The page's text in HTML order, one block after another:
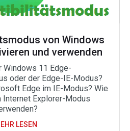
von Windows
und verwenden
Windows 11 Edge-
oder der Edge-IE-Modus?
Edge im IE-Modus? Wie
Internet Explorer-Modus
LESEN